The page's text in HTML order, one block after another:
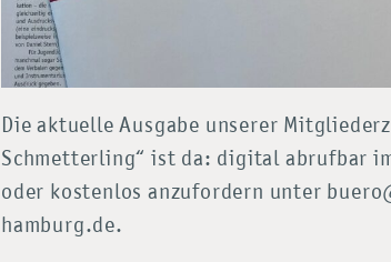
Die aktuelle Ausgabe unserer
Schmetterling“ ist da: digital abrufbar
oder kostenlos anzufordern unter
hamburg.de.